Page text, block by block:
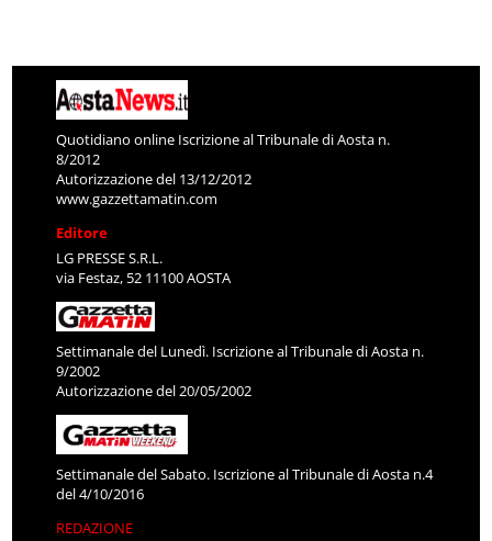
Quotidiano online Iscrizione al Tribunale di Aosta n.
8/2012
Autorizzazione del 13/12/2012
www.gazzettamatin.com
Editore
LG PRESSE S.R.L.
via Festaz, 52 11100 AOSTA
Settimanale del Lunedì. Iscrizione al Tribunale di Aosta n.
9/2002
Autorizzazione del 20/05/2002
Settimanale del Sabato. Iscrizione al Tribunale di Aosta n.4
del 4/10/2016
REDAZIONE